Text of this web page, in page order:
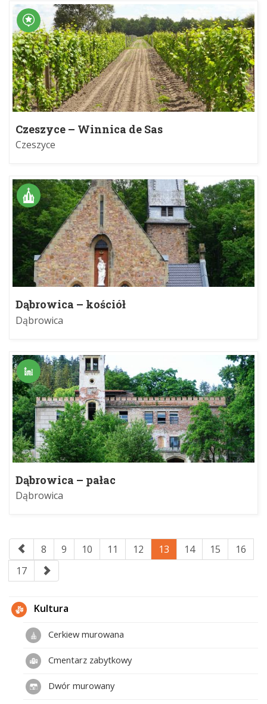
Czeszyce – Winnica de Sas
Czeszyce
Dąbrowica – kościół
Dąbrowica
Dąbrowica – pałac
Dąbrowica
8 9 10 11 12 13 14 15
16
17
Kultura
Cerkiew murowana
Cmentarz zabytkowy
Dwór murowany